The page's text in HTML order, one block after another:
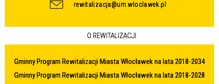
rewitalizacja@um.wloclawek.pl
O REWITALIZACJI
Gminny Program Rewitalizacji Miasta Włocławek na lata 2018-2034
Gminny Program Rewitalizacji Miasta Włocławek na lata 2018-2028